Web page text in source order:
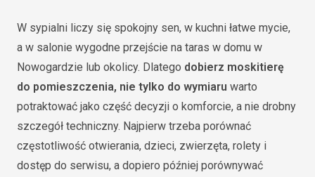
W sypialni liczy się spokojny sen, w kuchni łatwe mycie,
a w salonie wygodne przejście na taras w domu w
Nowogardzie lub okolicy. Dlatego dobierz moskitierę
do pomieszczenia, nie tylko do wymiaru warto
potraktować jako część decyzji o komforcie, a nie drobny
szczegół techniczny. Najpierw trzeba porównać
częstotliwość otwierania, dzieci, zwierzęta, rolety i
dostęp do serwisu, a dopiero później porównywać